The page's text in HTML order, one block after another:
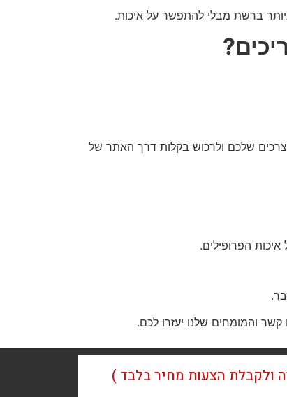
ברשת מבלי להתפשר על איכות.
שלכם ולרכוש בקלות דרך האתר של
הפרופילים.
והמומחים שלנו יעזרו לכם.
ולקבלת הצעות מחיר בלבד )